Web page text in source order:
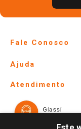
Fale Conosco
Lojas Físicas e
Ofertas
Televendas
Ajuda
Formas de Pagamento
Atendimento
Giassi